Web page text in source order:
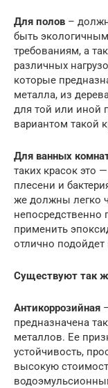
Для полов –
быть
требованиям, а
различных
которые
металла, из
для той или иной
вариантом такой
Для ванных
таких красок это
плесени и
же должны легко
применить
отлично
Существуют так
Антикоррозийная
предназначена
металлов. Ее
устойчивость,
высокую